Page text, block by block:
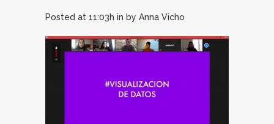
Posted at 11:03h in by Anna Vicho